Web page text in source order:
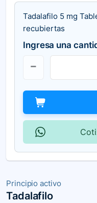
Principio activo
Tadalafilo
Tadalafilo 5 mg
recubiertas
Ingresa una